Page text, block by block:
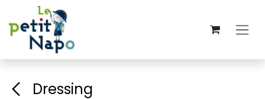
Se rendre au contenu
Dressing